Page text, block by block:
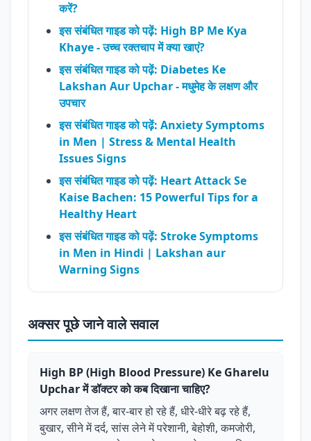
करें?
इस संबंधित गाइड को पढ़ें: High BP Me Kya
Khaye - उच्च रक्तचाप में क्या खाएं?
इस संबंधित गाइड को पढ़ें: Diabetes Ke
Lakshan Aur Upchar - मधुमेह के लक्षण और
उपचार
इस संबंधित गाइड को पढ़ें: Anxiety Symptoms
in Men | Stress & Mental Health
Issues Signs
इस संबंधित गाइड को पढ़ें: Heart Attack Se
Kaise Bachen: 15 Powerful Tips for a
Healthy Heart
इस संबंधित गाइड को पढ़ें: Stroke Symptoms
in Men in Hindi | Lakshan aur
Warning Signs
अक्सर पूछे जाने वाले सवाल
High BP (High Blood Pressure) Ke Gharelu
Upchar में डॉक्टर को कब दिखाना चाहिए?
अगर लक्षण तेज हैं, बार-बार हो रहे हैं, धीरे-धीरे बढ़ रहे हैं,
बुखार, सीने में दर्द, सांस लेने में परेशानी, बेहोशी, कमजोरी,